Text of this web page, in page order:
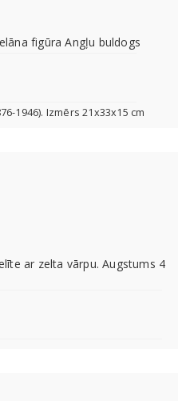
figūra Angļu buldogs
1946). Izmērs 21x33x15 cm
ar zelta vārpu. Augstums 4